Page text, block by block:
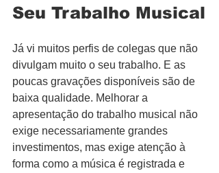
Seu Trabalho Musical
Já vi muitos perfis de colegas que não
divulgam muito o seu trabalho. E as
poucas gravações disponíveis são de
baixa qualidade. Melhorar a
apresentação do trabalho musical não
exige necessariamente grandes
investimentos, mas exige atenção à
forma como a música é registrada e